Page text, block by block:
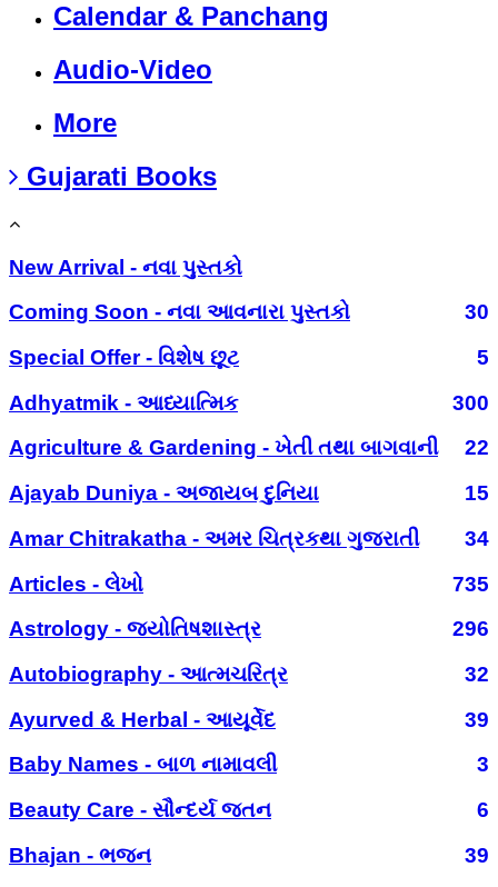
Calendar & Panchang
Audio-Video
More
Gujarati Books
New Arrival - નવા પુસ્તકો
Coming Soon - નવા આવનારા પુસ્તકો
30
Special Offer - વિશેષ છૂટ
5
Adhyatmik - આધ્યાત્મિક
300
Agriculture & Gardening - ખેતી તથા બાગવાની
22
Ajayab Duniya - અજાયબ દુનિયા
15
Amar Chitrakatha - અમર ચિત્રકથા ગુજરાતી
34
Articles - લેખો
735
Astrology - જ્યોતિષશાસ્ત્ર
296
Autobiography - આત્મચરિત્ર
32
Ayurved & Herbal - આયૂર્વેદ
39
Baby Names - બાળ નામાવલી
3
Beauty Care - સૌન્દર્ય જતન
6
Bhajan - ભજન
39